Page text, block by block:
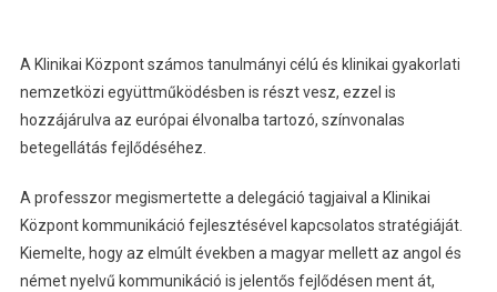
A Klinikai Központ számos tanulmányi célú és klinikai gyakorlati
nemzetközi együttműködésben is részt vesz, ezzel is
hozzájárulva az európai élvonalba tartozó, színvonalas
betegellátás fejlődéséhez.
A professzor megismertette a delegáció tagjaival a Klinikai
Központ kommunikáció fejlesztésével kapcsolatos stratégiáját.
Kiemelte, hogy az elmúlt években a magyar mellett az angol és
német nyelvű kommunikáció is jelentős fejlődésen ment át,